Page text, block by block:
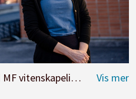
tatt), svarer på vegne av HL-senteret.